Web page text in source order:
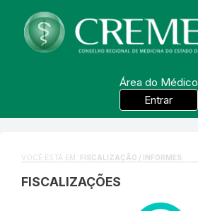
Área do Médico
Entrar
VOCÊ ESTÁ EM: FISCALIZAÇÃO / INFORMES
FISCALIZAÇÕES